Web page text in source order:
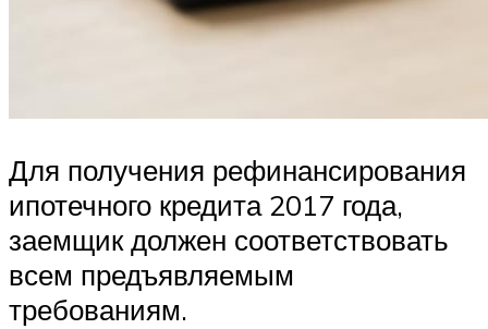
Для получения рефинансирования
ипотечного кредита 2017 года,
заемщик должен соответствовать
всем предъявляемым
требованиям.